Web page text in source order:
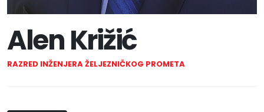
Alen Križić
RAZRED INŽENJERA ŽELJEZNIČKOG PROMETA